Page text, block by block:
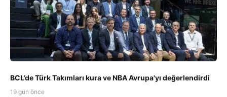
BCL’de Türk Takımları kura ve NBA Avrupa'yı değerlendirdi
19 gün önce